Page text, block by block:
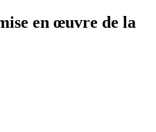
en œuvre de la